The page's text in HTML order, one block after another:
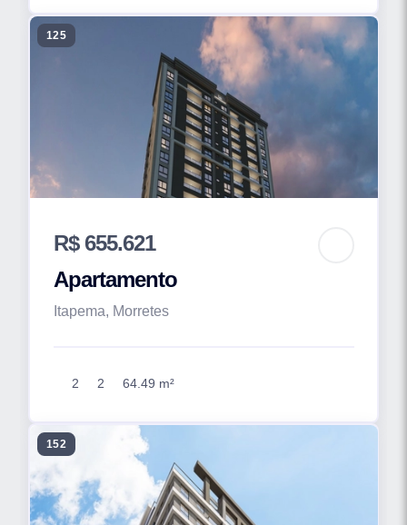
125
R$ 655.621
Apartamento
Itapema, Morretes
2 2 64.49 m²
152